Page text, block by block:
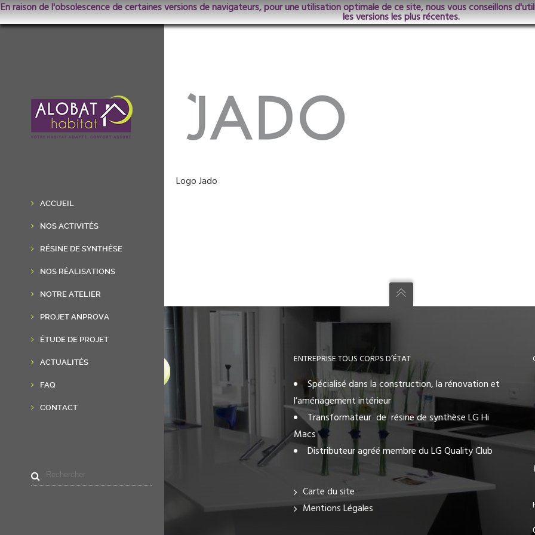
En raison de l'obsolescence de certaines versions de navigateurs, pour une utilisation optimale de ce site, nous vous conseillons
les versions les plus récentes.
ACCUEIL
NOS ACTIVITÉS
RÉSINE DE SYNTHÈSE
NOS RÉALISATIONS
NOTRE ATELIER
PROJET ANPROVA
ÉTUDE DE PROJET
ACTUALITÉS
FAQ
CONTACT
Logo Jado
Résine de synthèse
ENTREPRISE TOUS CORPS D’ÉTAT
Spécialisé dans la construction, la rénovation et
l’aménagement intérieur
Transformateur de résine de synthèse LG Hi
Macs
Distributeur agréé membre du LG Quality Club
Carte du site
Mentions Légales